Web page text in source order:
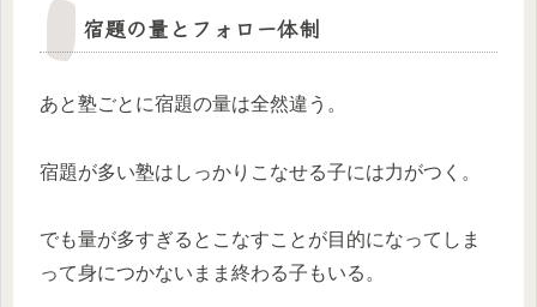
宿題の量とフォロー体制
あと塾ごとに宿題の量は全然違う。
宿題が多い塾はしっかりこなせる子には力がつく。
でも量が多すぎるとこなすことが目的になってしま
って身につかないまま終わる子もいる。